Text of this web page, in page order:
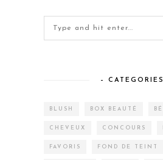
–
BLUSH BOX BEAUTÉ
CHEVEUX CONCOURS
FAVORIS FOND DE TEINT